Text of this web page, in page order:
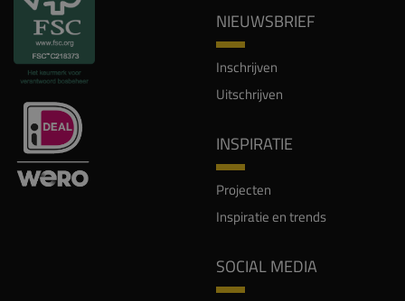
NIEUWSBRIEF
Inschrijven
Uitschrijven
INSPIRATIE
Projecten
Inspiratie en trends
SOCIAL MEDIA